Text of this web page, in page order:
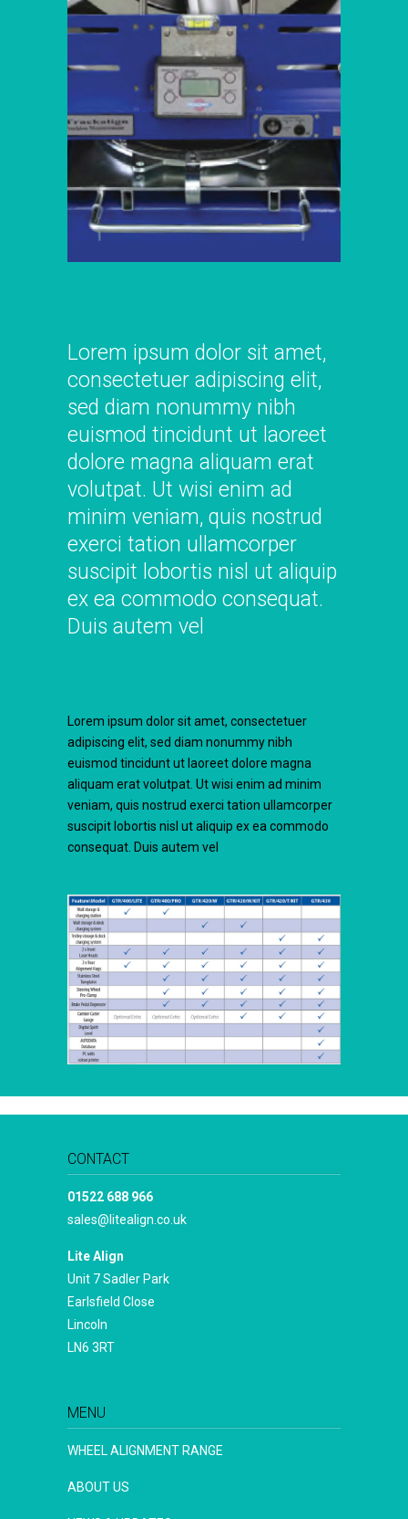
Lorem ipsum dolor sit amet,
consectetuer adipiscing elit,
sed diam nonummy nibh
euismod tincidunt ut laoreet
dolore magna aliquam erat
volutpat. Ut wisi enim ad
minim veniam, quis nostrud
exerci tation ullamcorper
suscipit lobortis nisl ut aliquip
ex ea commodo consequat.
Duis autem vel
Lorem ipsum dolor sit amet, consectetuer
adipiscing elit, sed diam nonummy nibh
euismod tincidunt ut laoreet dolore magna
aliquam erat volutpat. Ut wisi enim ad minim
veniam, quis nostrud exerci tation ullamcorper
suscipit lobortis nisl ut aliquip ex ea commodo
consequat. Duis autem vel
CONTACT
01522 688 966
sales@litealign.co.uk
Lite Align
Unit 7 Sadler Park
Earlsfield Close
Lincoln
LN6 3RT
MENU
WHEEL ALIGNMENT RANGE
ABOUT US